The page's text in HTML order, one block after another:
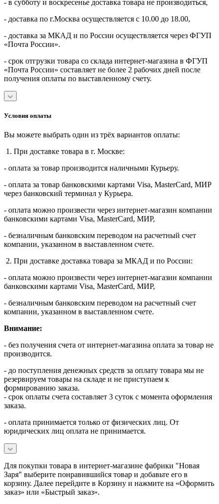
- в субботу и воскресенье доставка товара не производиться,
- доставка по г.Москва осуществляется с 10.00 до 18.00,
- доставка за МКАД и по России осуществляется через ФГУП
«Почта России».
- срок отгрузки товара со склада интернет-магазина в ФГУП
«Почта России» составляет не более 2 рабочих дней после
получения оплаты по выставленному счету.
Условия оплаты
Вы можете выбрать один из трёх вариантов оплаты:
1. При доставке товара в г. Москве:
- оплата за товар производится наличными Курьеру.
- оплата за товар банковскими картами Visa, MasterСard, МИР
через банковский терминал у Курьера.
- оплата можно произвести через интернет-магазин компании
банковскими картами Visa, MasterСard, МИР,
- безналичным банковским переводом на расчетный счет
компании, указанном в выставленном счете.
2. При доставке доставка товара за МКАД и по России:
- оплата можно произвести через интернет-магазин компании
банковскими картами Visa, MasterСard, МИР,
- безналичным банковским переводом на расчетный счет
компании, указанном в выставленном счете.
Внимание:
- без получения счета от интернет-магазина оплата за товар не
производится.
- до поступления денежных средств за оплату товара мы не
резервируем товары на складе и не приступаем к
формированию заказа.
- срок оплаты счета составляет 3 суток с момента оформления
заказа.
- оплата принимается только от физических лиц. От
юридических лиц оплата не принимается.
Для покупки товара в интернет-магазине фабрики "Новая
Заря" выберите понравившийся товар и добавьте его в
корзину. Далее перейдите в Корзину и нажмите на «Оформить
заказ» или «Быстрый заказ».